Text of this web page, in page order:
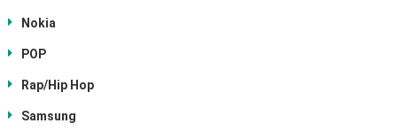
Nokia
POP
Rap/Hip Hop
Samsung